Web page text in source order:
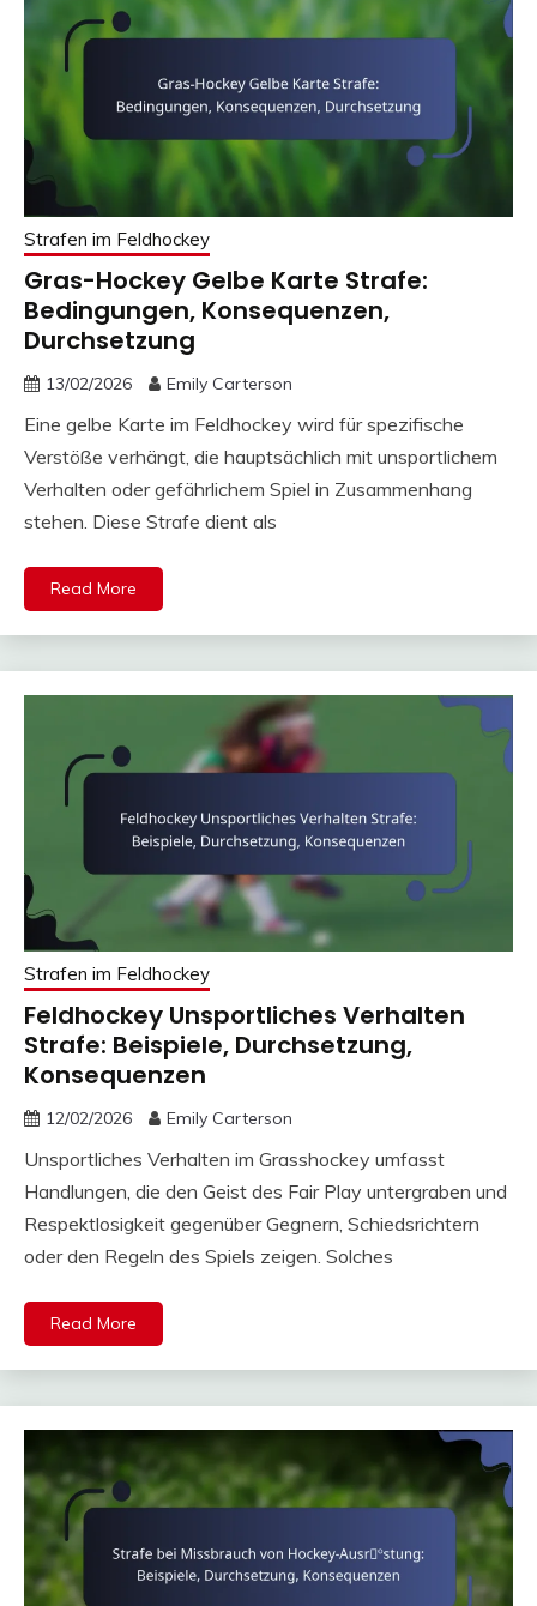
Strafen im Feldhockey
Gras-Hockey Gelbe Karte Strafe:
Bedingungen, Konsequenzen,
Durchsetzung
13/02/2026 Emily Carterson
Eine gelbe Karte im Feldhockey wird für spezifische
Verstöße verhängt, die hauptsächlich mit unsportlichem
Verhalten oder gefährlichem Spiel in Zusammenhang
stehen. Diese Strafe dient als
Read More
Strafen im Feldhockey
Feldhockey Unsportliches Verhalten
Strafe: Beispiele, Durchsetzung,
Konsequenzen
12/02/2026 Emily Carterson
Unsportliches Verhalten im Grasshockey umfasst
Handlungen, die den Geist des Fair Play untergraben und
Respektlosigkeit gegenüber Gegnern, Schiedsrichtern
oder den Regeln des Spiels zeigen. Solches
Read More